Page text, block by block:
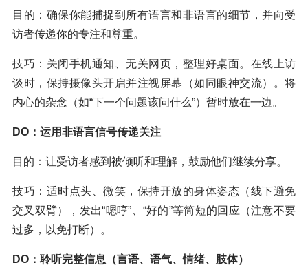
目的：确保你能捕捉到所有语言和非语言的细节，并向受
访者传递你的专注和尊重。
技巧：关闭手机通知、无关网页，整理好桌面。在线上访
谈时，保持摄像头开启并注视屏幕（如同眼神交流）。将
内心的杂念（如“下一个问题该问什么”）暂时放在一边。
DO：运用非语言信号传递关注
目的：让受访者感到被倾听和理解，鼓励他们继续分享。
技巧：适时点头、微笑，保持开放的身体姿态（线下避免
交叉双臂），发出“嗯哼”、“好的”等简短的回应（注意不要
过多，以免打断）。
DO：聆听完整信息（言语、语气、情绪、肢体）